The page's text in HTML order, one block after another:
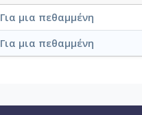
Για μια πεθαμμένη
Για μια πεθαμμένη